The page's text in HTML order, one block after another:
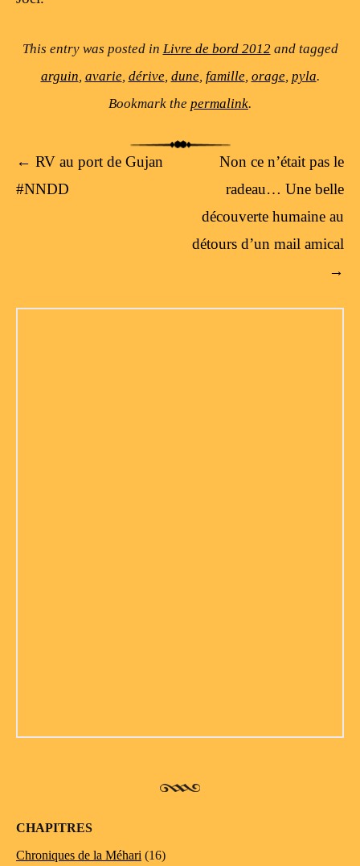
This entry was posted in Livre de bord 2012 and tagged
arguin avarie, dérive, dune, famille, orage, pyla.
Bookmark the permalink.
Post navigation
← RV au port de Gujan
#NNDD
Non ce n’était pas le
radeau… Une belle
découverte humaine au
détours d’un mail amical
→
CHAPITRES
Chroniques de la Méhari (16)